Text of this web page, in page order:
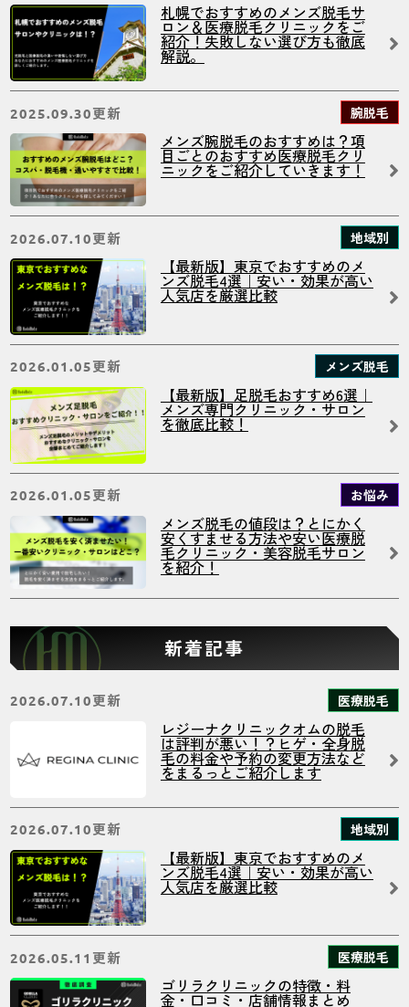
札幌でおすすめのメンズ脱毛サ
ロン＆医療脱毛クリニックをご
紹介！失敗しない選び方も徹底
解説。
2025.09.30更新 腕脱毛
メンズ腕脱毛のおすすめは？項
目ごとのおすすめ医療脱毛クリ
ニックをご紹介していきます！
2026.07.10更新 地域別
【最新版】東京でおすすめのメ
ンズ脱毛4選｜安い・効果が高い
人気店を厳選比較
2026.01.05更新 メンズ脱毛
【最新版】足脱毛おすすめ6選｜
メンズ専門クリニック・サロン
を徹底比較！
2026.01.05更新 お悩み
メンズ脱毛の値段は？とにかく
安くすませる方法や安い医療脱
毛クリニック・美容脱毛サロン
を紹介！
新着記事
2026.07.10更新 医療脱毛
レジーナクリニックオムの脱毛
は評判が悪い！？ヒゲ・全身脱
毛の料金や予約の変更方法など
をまるっとご紹介します
2026.07.10更新 地域別
【最新版】東京でおすすめのメ
ンズ脱毛4選｜安い・効果が高い
人気店を厳選比較
2026.05.11 更新 医療脱毛
ゴリラクリニックの特徴・料
金・口コミ・店舗情報まとめ